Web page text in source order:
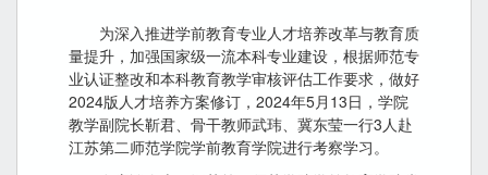
为深入推进学前教育专业人才培养改革与教育质
量提升，加强国家级一流本科专业建设，根据师范专
业认证整改和本科教育教学审核评估工作要求，做好
2024版人才培养方案修订，2024年5月13日，学院
教学副院长靳君、骨干教师武玮、冀东莹一行3人赴
江苏第二师范学院学前教育学院进行考察学习。